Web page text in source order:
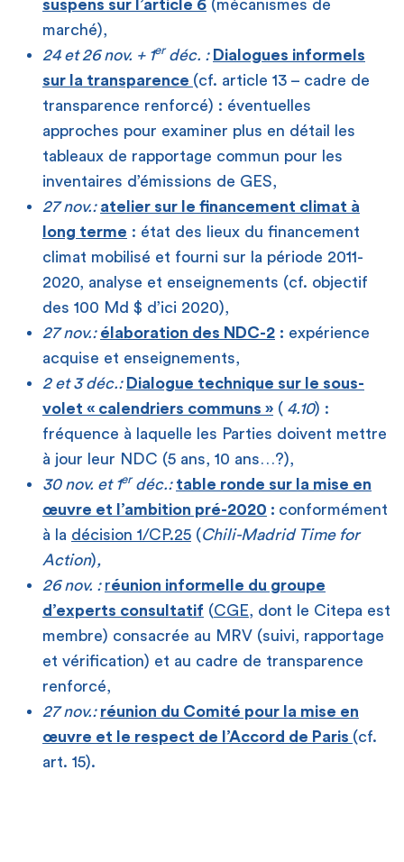
suspens sur l’article 6 (mécanismes de
marché),
24 et 26 nov. + 1erdéc. : Dialogues informels
sur la transparence (cf. article 13 – cadre de
transparence renforcé) : éventuelles
approches pour examiner plus en détail les
tableaux de rapportage commun pour les
inventaires d’émissions de GES,
27 nov.: atelier sur le financement climat à
long terme : état des lieux du financement
climat mobilisé et fourni sur la période 2011-
2020, analyse et enseignements (cf. objectif
des 100 Md $ d’ici 2020),
27 nov.: élaboration des NDC-2 : expérience
acquise et enseignements,
2 et 3 déc.: Dialogue technique sur le sous-
volet « calendriers communs » ( 4.10) :
fréquence à laquelle les Parties doivent mettre
à jour leur NDC (5 ans, 10 ans…?),
30 nov. et 1erdéc.: table ronde sur la mise en
œuvre et l’ambition pré-2020 : conformément
à la décision 1/CP.25 (Chili-Madrid Time for
Action),
26 nov. : réunion informelle du groupe
d’experts consultatif (CGE , dont le Citepa est
membre) consacrée au MRV (suivi, rapportage
et vérification) et au cadre de transparence
renforcé,
27 nov.: réunion du Comité pour la mise en
œuvre et le respect de l’Accord de Paris (cf.
art. 15).